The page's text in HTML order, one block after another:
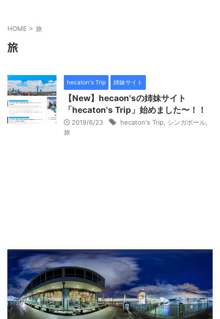
HOME > 旅
旅
hecaton's Trip 姉妹サイト
【New】hecaon'sの姉妹サイト
「hecaton's Trip」始めました〜！！
2019/6/23 hecaton's Trip シンガポール
旅